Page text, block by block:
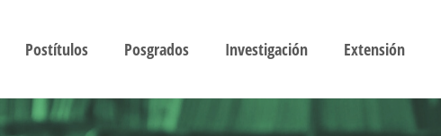
Postítulos Posgrados Investigación Extensión